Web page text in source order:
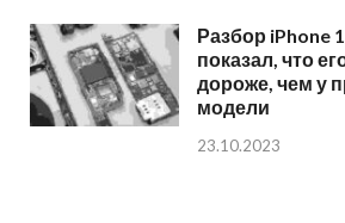
Разбор iPhone
показал, что
дороже, чем у
модели
23.10.2023